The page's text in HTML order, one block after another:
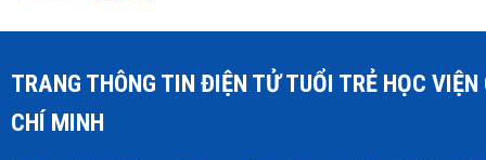
TRANG THÔNG TIN ĐIỆN TỬ TUỔI TRẺ HỌC
CHÍ MINH